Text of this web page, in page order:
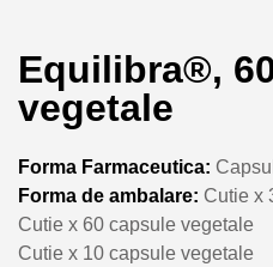
Equilibra®,
vegetale
Forma Farmaceutica:
Forma de ambalare: Cutie x
Cutie x 60 capsule vegetale
Cutie x 10 capsule vegetale